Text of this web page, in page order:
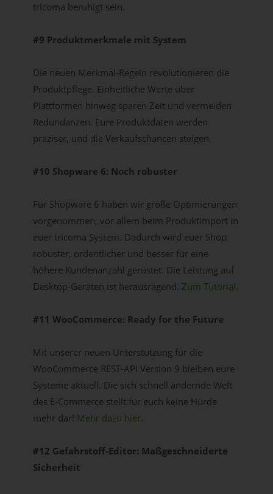
tricoma beruhigt sein.
#9 Produktmerkmale mit System
Die neuen Merkmal-Regeln revolutionieren die
Produktpflege. Einheitliche Werte über
Plattformen hinweg sparen Zeit und vermeiden
Redundanzen. Eure Produktdaten werden
präziser, und die Verkaufschancen steigen.
#10 Shopware 6: Noch robuster
Für Shopware 6 haben wir große Optimierungen
vorgenommen, vor allem beim Produktimport in
euer tricoma System. Dadurch wird euer Shop
robuster, ordentlicher und besser für eine
höhere Kundenanzahl gerüstet. Die Leistung auf
Desktop-Geräten ist herausragend. Zum Tutorial.
#11 WooCommerce: Ready for the Future
Mit unserer neuen Unterstützung für die
WooCommerce REST-API Version 9 bleiben eure
Systeme aktuell. Die sich schnell ändernde Welt
des E-Commerce stellt für euch keine Hürde
mehr dar! Mehr dazu hier.
#12 Gefahrstoff-Editor: Maßgeschneiderte
Sicherheit